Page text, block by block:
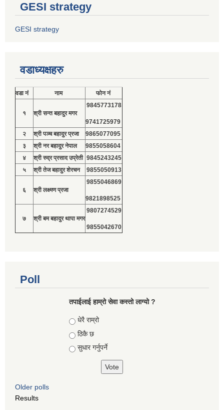
GESI strategy
GESI strategy
वडाध्यक्षहरु
वडा नं नाम फोन नं
१ श्री सन्त बहादुर मगर
9845773178
9741725979
२
श्री पञ्च बहादुर प्रजा
9865077095
३
श्री नर बहादुर नेपाल
9855058604
४
श्री रुद्र प्रसाद उप्रेती 9845243245
५
श्री तेज बहादुर शेरचन 9855050913
६ श्री लक्ष्मण प्रजा
9855046869
9821898525
७ श्री बम बहादुर थापा मगर
9807274529
9855042670
Poll
तपाईलाई हाम्रो सेवा कस्तो लाग्यो ?
Choices
धेरै राम्रो
ठिकै छ
सुधार गर्नुपर्ने
Older polls
Results